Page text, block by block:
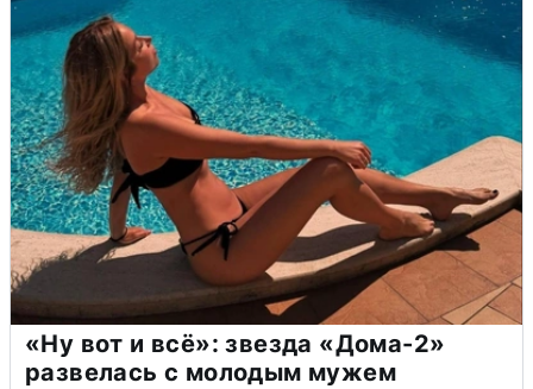
«Ну вот и всё»: звезда «Дома-2»
развелась с молодым мужем